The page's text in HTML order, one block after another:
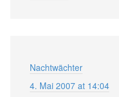
Nachtwächter
4. Mai 2007 at 14:04